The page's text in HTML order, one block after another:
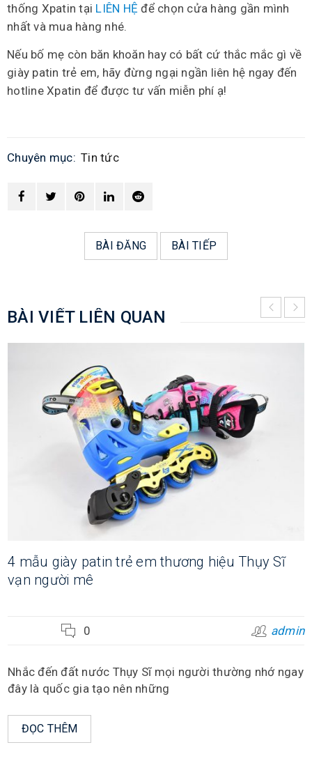
thống Xpatin tại LIÊN HỆ để chọn cửa hàng gần mình
nhất và mua hàng nhé.
Nếu bố mẹ còn băn khoăn hay có bất cứ thắc mắc gì về
giày patin trẻ em, hãy đừng ngại ngần liên hệ ngay đến
hotline Xpatin để được tư vấn miễn phí ạ!
Chuyên mục: Tin tức
BÀI ĐĂNG BÀI TIẾP
BÀI VIẾT LIÊN QUAN
4 mẫu giày patin trẻ em thương hiệu Thụy Sĩ
vạn người mê
0 admin
Nhắc đến đất nước Thụy Sĩ mọi người thường nhớ ngay
đây là quốc gia tạo nên những
ĐỌC THÊM